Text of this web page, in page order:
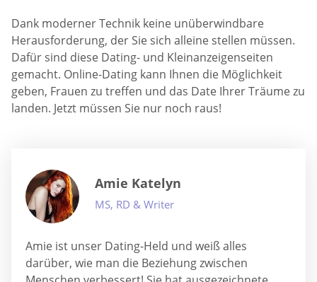
Dank moderner Technik keine unüberwindbare
Herausforderung, der Sie sich alleine stellen müssen.
Dafür sind diese Dating- und Kleinanzeigenseiten
gemacht. Online-Dating kann Ihnen die Möglichkeit
geben, Frauen zu treffen und das Date Ihrer Träume zu
landen. Jetzt müssen Sie nur noch raus!
Amie Katelyn
MS, RD & Writer
Amie ist unser Dating-Held und weiß alles
darüber, wie man die Beziehung zwischen